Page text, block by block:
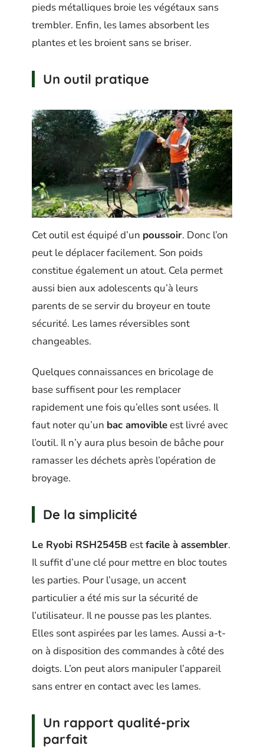
pieds métalliques broie les végétaux sans
trembler. Enfin, les lames absorbent les
plantes et les broient sans se briser.
Un outil pratique
Cet outil est équipé d’un poussoir. Donc l’on
peut le déplacer facilement. Son poids
constitue également un atout. Cela permet
aussi bien aux adolescents qu’à leurs
parents de se servir du broyeur en toute
sécurité. Les lames réversibles sont
changeables.
Quelques connaissances en bricolage de
base suffisent pour les remplacer
rapidement une fois qu’elles sont usées. Il
faut noter qu’un bac amovibleest livré avec
l’outil. Il n’y aura plus besoin de bâche pour
ramasser les déchets après l’opération de
broyage.
De la simplicité
Le Ryobi RSH2545B estfacile à assembler.
Il suffit d’une clé pour mettre en bloc toutes
les parties. Pour l’usage, un accent
particulier a été mis sur la sécurité de
l’utilisateur. Il ne pousse pas les plantes.
Elles sont aspirées par les lames. Aussi a-t-
on à disposition des commandes à côté des
doigts. L’on peut alors manipuler l’appareil
sans entrer en contact avec les lames.
Un rapport qualité-prix
parfait